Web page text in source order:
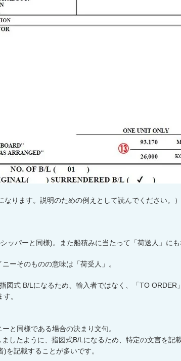
ります。説明のための例えとして読んでください。）
シッパーと同様)。また船積みに当たって「荷送人」にも
ーそのものの意味は「荷受人」。
図式 B/L になるため、輸入者ではなく、「TO ORDER
。
と同様である場合の決まり文句。
したように、指図式B/L になるため、特定の文言を記
)を記載することが多いです。